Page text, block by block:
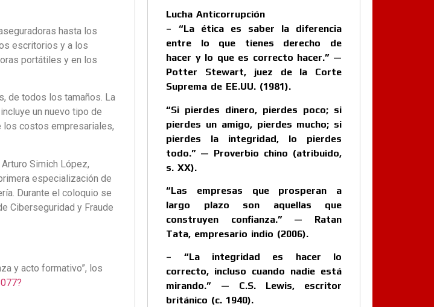
hasta los
escritorios y a los
portátiles y en los
de todos los tamaños. La
un nuevo tipo de
los costos empresariales,
Simich López,
especialización de
Durante el coloquio se
Ciberseguridad y Fraude
y acto formativo”, los
Lucha Anticorrupción
– “La ética es saber la diferencia
entre lo que tienes derecho de
hacer y lo que es correcto hacer.” —
Potter Stewart, juez de la Corte
Suprema de EE.UU. (1981).
“Si pierdes dinero, pierdes poco; si
pierdes un amigo, pierdes mucho; si
pierdes la integridad, lo pierdes
todo.” — Proverbio chino (atribuido,
s. XX).
“Las empresas que prosperan a
largo plazo son aquellas que
construyen confianza.” — Ratan
Tata, empresario indio (2006).
– “La integridad es hacer lo
correcto, incluso cuando nadie está
mirando.” — C.S. Lewis, escritor
británico (c. 1940).